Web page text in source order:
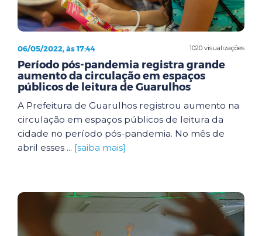
1020 visualizações
06/05/2022, às 17:44
Período pós-pandemia registra grande
aumento da circulação em espaços
públicos de leitura de Guarulhos
A Prefeitura de Guarulhos registrou aumento na
circulação em espaços públicos de leitura da
cidade no período pós-pandemia. No mês de
abril esses ... [saiba mais]